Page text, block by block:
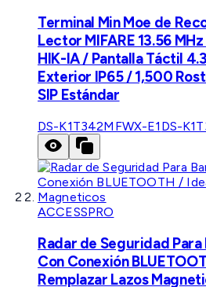
Terminal Min Moe de
Lector MIFARE 13.56
HIK-IA / Pantalla Táctil
Exterior IP65 / 1,500
SIP Estándar
DS-K1T342MFWX-E1 DS-
ACCESSPRO
Radar de Seguridad
Con Conexión
Remplazar Lazos